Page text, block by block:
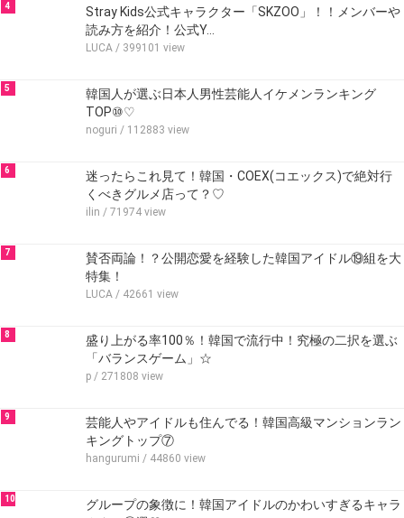
4
Stray Kids公式キャラクター「SKZOO」！！メンバーや
読み方を紹介！公式Y…
LUCA / 399101 view
5
韓国人が選ぶ日本人男性芸能人イケメンランキング
TOP⑩♡
noguri / 112883 view
6
迷ったらこれ見て！韓国・COEX(コエックス)で絶対行
くべきグルメ店って？♡
ilin / 71974 view
7
賛否両論！？公開恋愛を経験した韓国アイドル⑲組を大
特集！
LUCA / 42661 view
8
盛り上がる率100％！韓国で流行中！究極の二択を選ぶ
「バランスゲーム」☆
p / 271808 view
9
芸能人やアイドルも住んでる！韓国高級マンションラン
キングトップ⑦
hangurumi / 44860 view
10
グループの象徴に！韓国アイドルのかわいすぎるキャラ